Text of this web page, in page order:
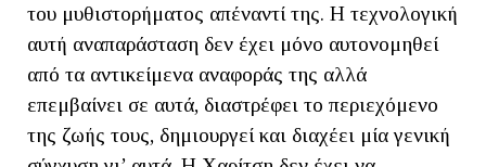
του μυθιστορήματος απέναντί της. Η τεχνολογική
αυτή αναπαράσταση δεν έχει μόνο αυτονομηθεί
από τα αντικείμενα αναφοράς της αλλά
επεμβαίνει σε αυτά, διαστρέφει το περιεχόμενο
της ζωής τους, δημιουργεί και διαχέει μία γενική